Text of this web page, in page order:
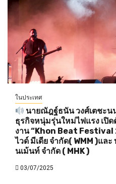
ในประเทศ
นายณัฎฐ์ธนัน วงศ์เตชะน
ธุรกิจหนุ่มรุ่นใหม่ไฟแรง เปิ
งาน “Khon Beat Festival
ไวด์ มีเดีย จำกัด( WMM )แล
นเม้นท์ จำกัด ( MHK )
03/07/2025